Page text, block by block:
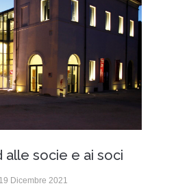
socie e ai soci
19 Dicembre 2021